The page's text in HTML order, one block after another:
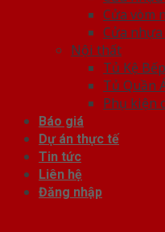
Cửa vòm
Cửa
Nội thất
Tủ Kệ Bếp
Tủ Quần
Phụ kiện
Báo giá
Dự án thực tế
Tin tức
Liên hệ
Đăng nhập